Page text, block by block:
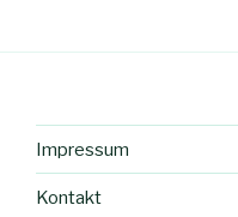
Impressum
Kontakt